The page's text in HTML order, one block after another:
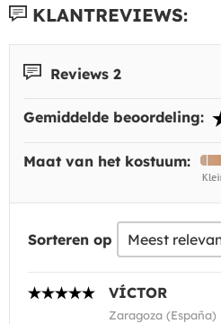
KLANTREVIEWS:
Reviews 2
Gemiddelde beoordeling:
Maat van het kostuum:
Sorteren op
VÍCTOR
Zaragoza (España)